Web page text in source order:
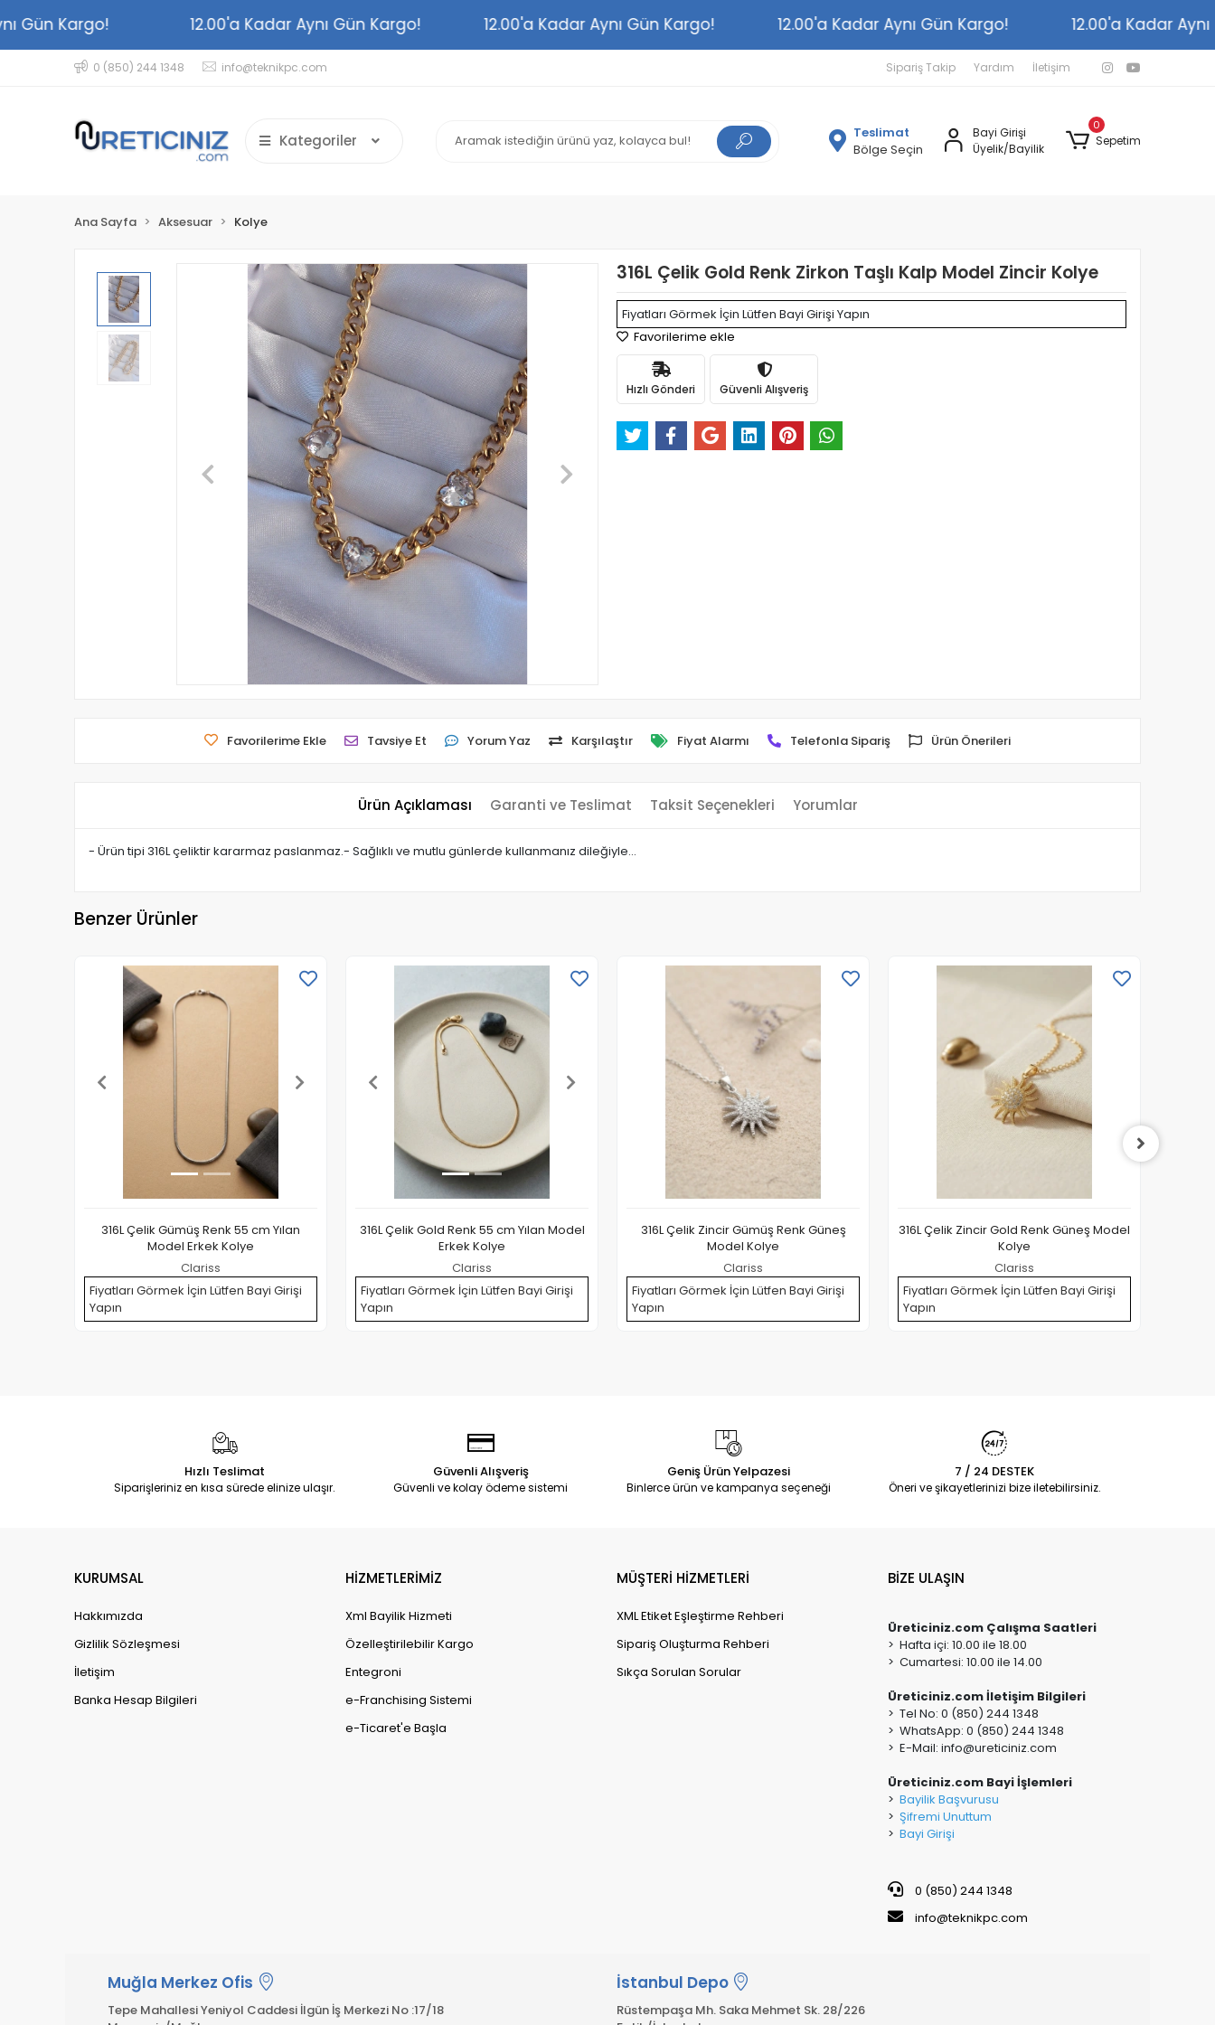
Gün Kargo! 12.00'a Kadar Aynı Gün Kargo! 12.00'a Kadar Aynı Gün Kargo! 12.00'a Kadar Aynı Gün Kargo! 12.00'a Kadar
0 (850) 244 1348 info@teknikpc.com Sipariş Takip Yardım İletişim
Kategoriler
Teslimat
Bölge Seçin
Bayi Girişi
Üyelik/Bayilik
0
Sepetim
Ana Sayfa Aksesuar Kolye
316L Çelik Gold Renk Zirkon Taşlı Kalp Model Zincir Kolye
Fiyatları Görmek İçin Lütfen Bayi Girişi Yapın
Favorilerime ekle
Hızlı Gönderi Güvenli Alışveriş
Favorilerime Ekle Tavsiye Et Yorum Yaz Karşılaştır Fiyat Alarmı Telefonla Sipariş Ürün Önerileri
Ürün Açıklaması Garanti ve Teslimat Taksit Seçenekleri Yorumlar
- Ürün tipi 316L çeliktir kararmaz paslanmaz.- Sağlıklı ve mutlu günlerde kullanmanız dileğiyle…
Benzer Ürünler
316L Çelik Gümüş Renk 55 cm Yılan
Model Erkek Kolye
Clariss
Fiyatları Görmek İçin Lütfen Bayi Girişi
Yapın
316L Çelik Gold Renk 55 cm Yılan Model
Erkek Kolye
Clariss
Fiyatları Görmek İçin Lütfen Bayi Girişi
Yapın
316L Çelik Zincir Gümüş Renk Güneş
Model Kolye
Clariss
Fiyatları Görmek İçin Lütfen Bayi Girişi
Yapın
316L Çelik Zincir Gold Renk Güneş Model
Kolye
Clariss
Fiyatları Görmek İçin Lütfen Bayi Girişi
Yapın
Hızlı Teslimat
Siparişleriniz en kısa sürede elinize ulaşır.
Güvenli Alışveriş
Güvenli ve kolay ödeme sistemi
Geniş Ürün Yelpazesi
Binlerce ürün ve kampanya seçeneği
7 / 24 DESTEK
Öneri ve şikayetlerinizi bize iletebilirsiniz.
KURUMSAL
Hakkımızda
Gizlilik Sözleşmesi
İletişim
Banka Hesap Bilgileri
HİZMETLERİMİZ
Xml Bayilik Hizmeti
Özelleştirilebilir Kargo
Entegroni
e-Franchising Sistemi
e-Ticaret'e Başla
MÜŞTERİ HİZMETLERİ
XML Etiket Eşleştirme Rehberi
Sipariş Oluşturma Rehberi
Sıkça Sorulan Sorular
BİZE ULAŞIN
Üreticiniz.com Çalışma Saatleri
> Hafta içi: 10.00 ile 18.00
> Cumartesi: 10.00 ile 14.00
Üreticiniz.com İletişim Bilgileri
> Tel No: 0 (850) 244 1348
> WhatsApp: 0 (850) 244 1348
> E-Mail: info@ureticiniz.com
Üreticiniz.com Bayi İşlemleri
> Bayilik Başvurusu
> Şifremi Unuttum
> Bayi Girişi
0 (850) 244 1348
info@teknikpc.com
Muğla Merkez Ofis
Tepe Mahallesi Yeniyol Caddesi İlgün İş Merkezi No :17/18
İstanbul Depo
Rüstempaşa Mh. Saka Mehmet Sk. 28/226